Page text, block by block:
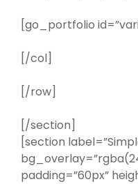
[go_portfolio
[/col]
[/row]
[/section]
[section
padding=”60px”